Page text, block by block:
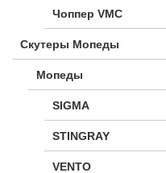
Чоппер VMC
Скутеры Мопеды
Мопеды
SIGMA
STINGRAY
VENTO